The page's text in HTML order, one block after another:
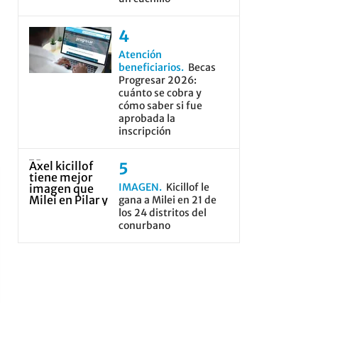
Atención
beneficiarios
Becas
Progresar 2026:
cuánto se cobra y
cómo saber si fue
aprobada la
inscripción
IMAGEN
Kicillof le
gana a Milei en 21 de
los 24 distritos del
conurbano